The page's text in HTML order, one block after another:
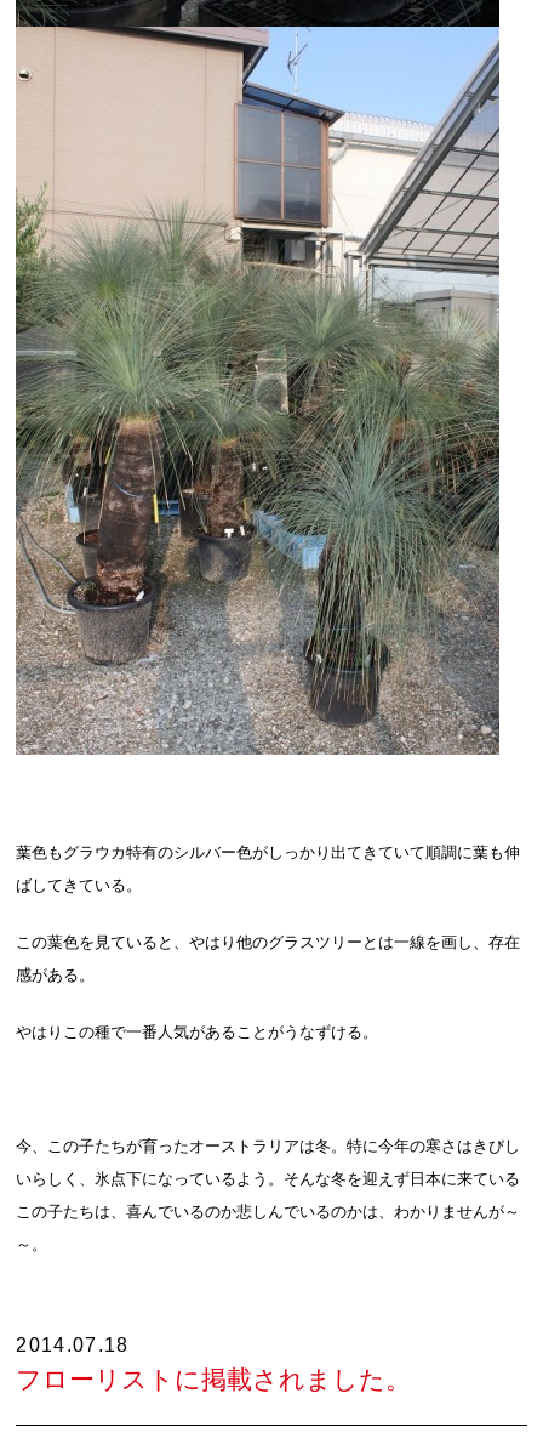
葉色もグラウカ特有のシルバー色がしっかり出てきていて順調に葉も伸
ばしてきている。
この葉色を見ていると、やはり他のグラスツリーとは一線を画し、存在
感がある。
やはりこの種で一番人気があることがうなずける。
今、この子たちが育ったオーストラリアは冬。特に今年の寒さはきびし
いらしく、氷点下になっているよう。そんな冬を迎えず日本に来ている
この子たちは、喜んでいるのか悲しんでいるのかは、わかりませんが～
～。
2014.07.18
フローリストに掲載されました。